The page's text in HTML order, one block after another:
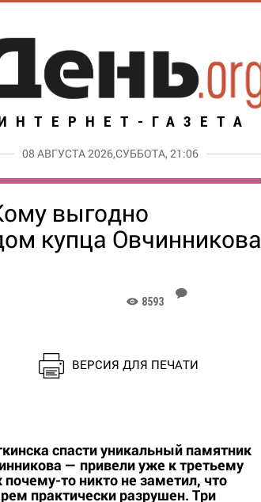
ГАЗЕТА
08 АВГУСТА 2026,СУББОТА, 21:06
выгодно
купца Овчинникова
K 8593
J
ВЕРСИЯ ДЛЯ ПЕЧАТИ
спасти уникальный памятник
— привели уже к третьему
то никто не заметил, что
практически разрушен. Три